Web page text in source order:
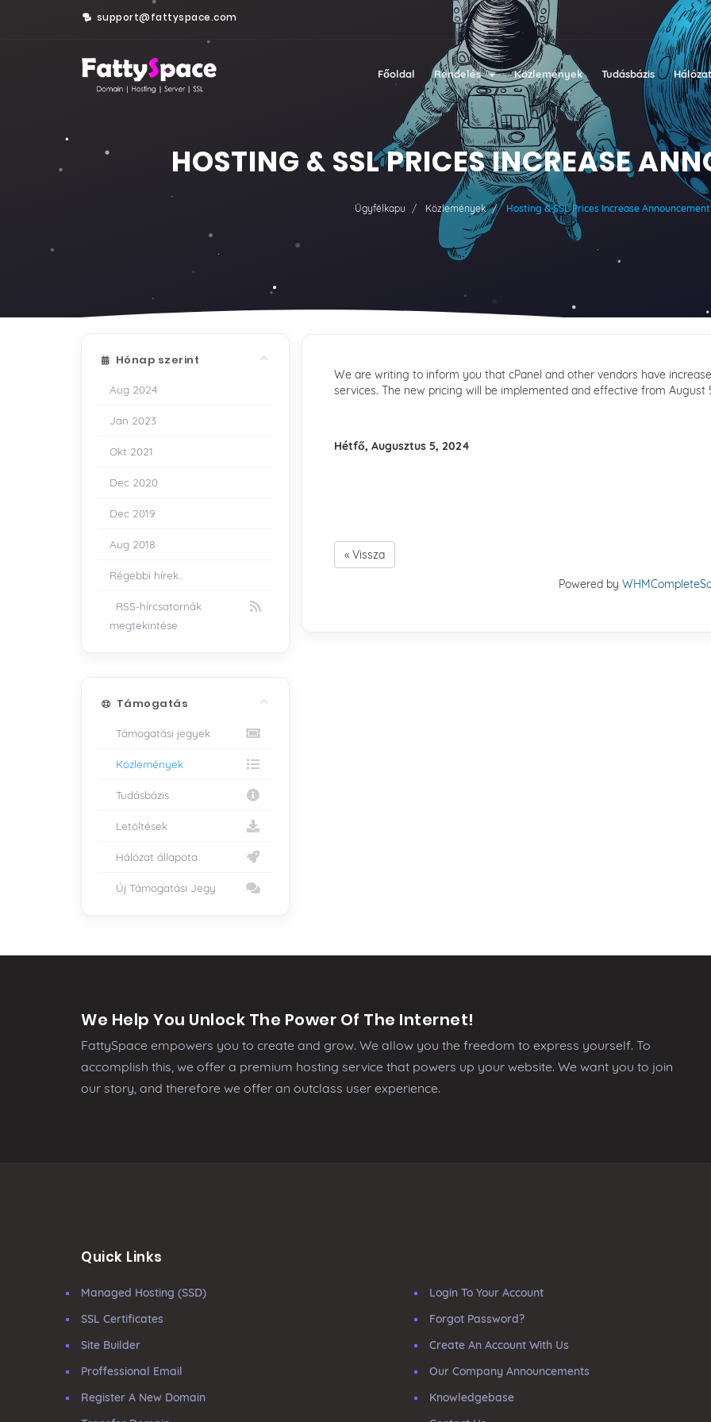
support@fattyspace.com
Főoldal Rendelés Közlemények Tudásbázis
HOSTING & SSL PRICES INCREASE
Ügyfélkapu Közlemények Hosting & SSL Prices Increase Announcement!
Hónap szerint
Aug 2024
Jan 2023
Okt 2021
Dec 2020
Dec 2019
Aug 2018
Régebbi hírek...
RSS-hírcsatornák
megtekintése
We are writing to inform you that cPanel and other vendors have
services. The new pricing will be implemented and effective from August
Hétfő, Augusztus 5, 2024
« Vissza
Powered by
Támogatás
Támogatási jegyek
Közlemények
Tudásbázis
Letöltések
Hálózat állapota
Új Támogatási Jegy
We Help You Unlock The Power Of The Internet!
FattySpace empowers you to create and grow. We allow you the freedom to express yourself. To
accomplish this, we offer a premium hosting service that powers up your website. We want you to join
our story, and therefore we offer an outclass user experience.
Quick Links
Managed Hosting (SSD)
SSL Certificates
Site Builder
Proffessional Email
Register A New Domain
Login To Your Account
Forgot Password?
Create An Account With Us
Our Company Announcements
Knowledgebase